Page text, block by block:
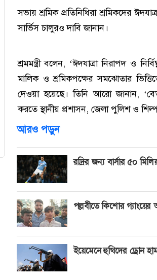
সভায় শ্রমিক প্রতিনিধিরা শ্রমিকদের
সার্ভিস চালুরও দাবি জানান।
শ্রমমন্ত্রী বলেন, ‘ঈদযাত্রা নিরাপদ ও
মালিক ও শ্রমিকপক্ষের সমঝোতার
দেওয়া হয়েছে। তিনি আরো জানান,
করতে স্থানীয় প্রশাসন, জেলা পুলিশ ও
আরও পড়ুন
রদ্রির জন্য বার্সার ৫০
পল্লবীতে কিশোর
ইয়েমেনে হুথিদের ড্রোন